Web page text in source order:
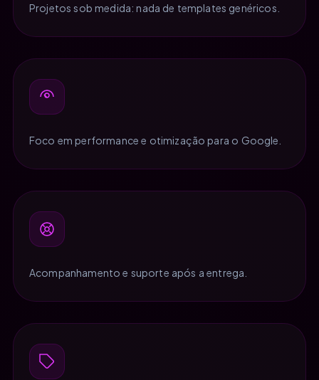
Projetos sob medida: nada de templates genéricos.
Foco em performance e otimização para o Google.
Acompanhamento e suporte após a entrega.